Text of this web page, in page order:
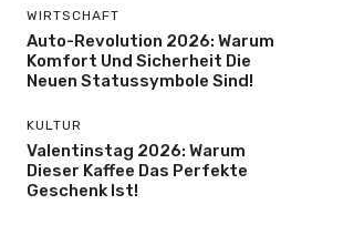
WIRTSCHAFT
Auto-Revolution 2026: Warum
Komfort Und Sicherheit Die
Neuen Statussymbole Sind!
KULTUR
Valentinstag 2026: Warum
Dieser Kaffee Das Perfekte
Geschenk Ist!